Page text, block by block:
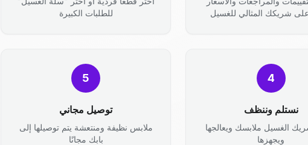
على شريكك المثالي للغسيل
للطلبات الكبيرة
4
نستلم وننظف
الغسيل ملابسك ويعالجها
ويجهزها
5
توصيل مجاني
ملابس نظيفة ومنتعشة يتم توصيلها إلى
بابك مجانًا